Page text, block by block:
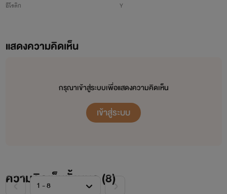
อีโรติก
Y
แสดงความคิดเห็น
กรุณาเข้าสู่ระบบเพื่อแสดงความคิดเห็น
เข้าสู่ระบบ
ความคิดเห็นทั้งหมด (8)